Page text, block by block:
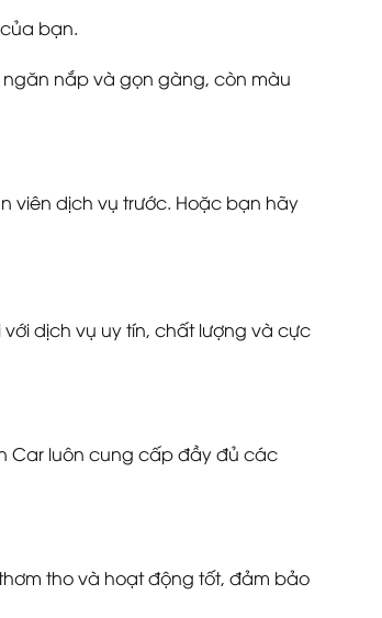
bạn.
nắp và gọn gàng, còn màu
viên dịch vụ trước. Hoặc bạn hãy
dịch vụ uy tín, chất lượng và cực
Car luôn cung cấp đầy đủ các
tho và hoạt động tốt, đảm bảo